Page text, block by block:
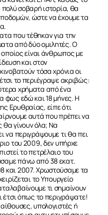
πολύ σοβαρή ιστορία, θα
ώστε να έχουμε τα
που τέθηκαν για την
από δύο ομιλητές. Ο
οποίος είναι άνθρωπος με
και στον
τόσα χρόνια οι
το περιέγραψε ακριβώς:
χρήματα από ένα
φως εδώ και 18 μήνες. Η
Ερυθραίας, είπε ότι
αυτά που πρέπει να
θα γίνουν όλα; Να
να περιγράψουμε τι θα πει
του 2009, δεν υπήρχε
το πετρέλαιο του
πάνω από 38 εκατ.
και 2007. Χρωστούσαμε τα
το Υπουργείο
τι σημαίνουν
έτσι όπως το περιγράψατε!
υπολογιστές ή